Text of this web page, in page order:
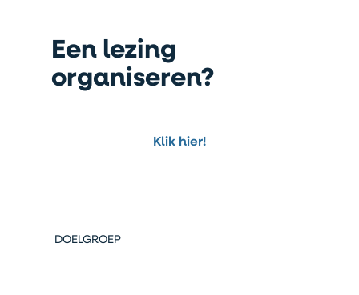
Een lezing
organiseren?
Klik hier!
DOELGROEP